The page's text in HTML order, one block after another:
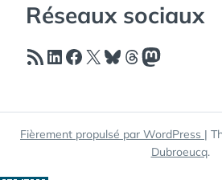
Réseaux sociaux
Flux RSSLinkedIn
Facebook
X Bluesky
Threads
Mastodon
Fièrement propulsé par WordPress |
Dubroeucq.